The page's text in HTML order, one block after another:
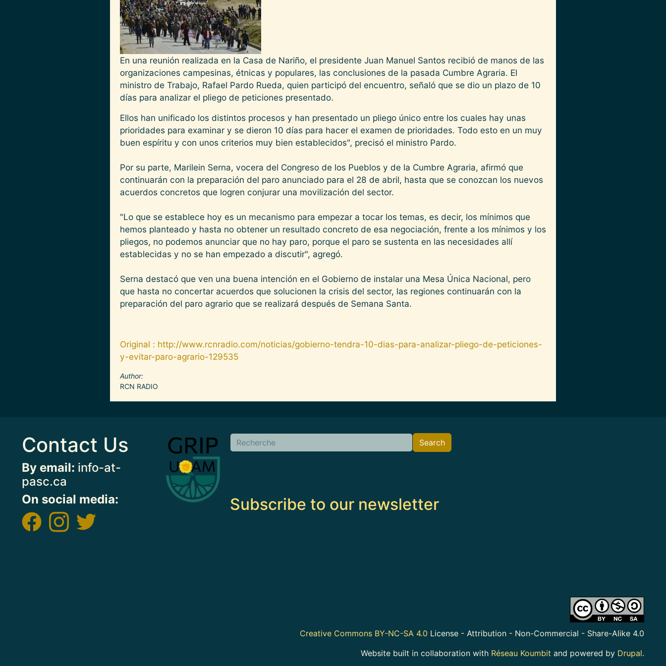
En una reunión realizada en la Casa de Nariño, el presidente Juan Manuel Santos recibió de manos de las
organizaciones campesinas, étnicas y populares, las conclusiones de la pasada Cumbre Agraria. El
ministro de Trabajo, Rafael Pardo Rueda, quien participó del encuentro, señaló que se dio un plazo de 10
días para analizar el pliego de peticiones presentado.
Ellos han unificado los distintos procesos y han presentado un pliego único entre los cuales hay unas
prioridades para examinar y se dieron 10 días para hacer el examen de prioridades. Todo esto en un muy
buen espíritu y con unos criterios muy bien establecidos", precisó el ministro Pardo.
Por su parte, Marilein Serna, vocera del Congreso de los Pueblos y de la Cumbre Agraria, afirmó que
continuarán con la preparación del paro anunciado para el 28 de abril, hasta que se conozcan los nuevos
acuerdos concretos que logren conjurar una movilización del sector.
"Lo que se establece hoy es un mecanismo para empezar a tocar los temas, es decir, los mínimos que
hemos planteado y hasta no obtener un resultado concreto de esa negociación, frente a los mínimos y los
pliegos, no podemos anunciar que no hay paro, porque el paro se sustenta en las necesidades allí
establecidas y no se han empezado a discutir", agregó.
Serna destacó que ven una buena intención en el Gobierno de instalar una Mesa Única Nacional, pero
que hasta no concertar acuerdos que solucionen la crisis del sector, las regiones continuarán con la
preparación del paro agrario que se realizará después de Semana Santa.
Original : http://www.rcnradio.com/noticias/gobierno-tendra-10-dias-para-analizar-pliego-de-peticiones-
y-evitar-paro-agrario-129535
Author
RCN RADIO
Contact Us
By email: info-at-
pasc.ca
On social media:
Image Search Search
Subscribe to our newsletter
Creative Commons BY-NC-SA 4.0 License - Attribution - Non-Commercial - Share-Alike 4.0
Website built in collaboration with Réseau Koumbit and powered by Drupal.